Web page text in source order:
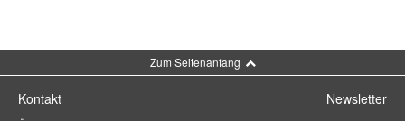
Zum Seitenanfang
Kontakt
Newsletter